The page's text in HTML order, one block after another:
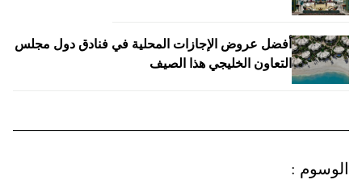
أفضل عروض الإجازات المحلية في فنادق دول مجلس
التعاون الخليجي هذا الصيف
الوسوم :